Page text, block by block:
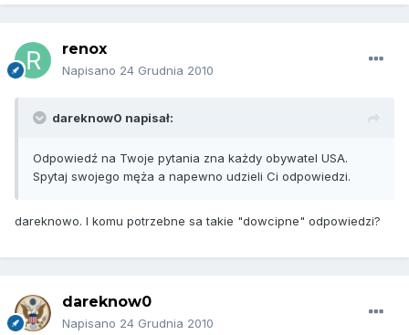
renox
Napisano 24 Grudnia 2010
dareknow0 napisał:
Odpowiedź na Twoje pytania zna każdy obywatel USA.
Spytaj swojego męża a napewno udzieli Ci odpowiedzi.
dareknowo. I komu potrzebne sa takie "dowcipne" odpowiedzi?
dareknow0
Napisano 24 Grudnia 2010